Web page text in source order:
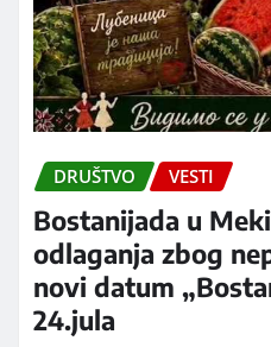
DRUŠTVO VESTI
Bostanijada u
odlaganja zbog
novi datum
24.jula